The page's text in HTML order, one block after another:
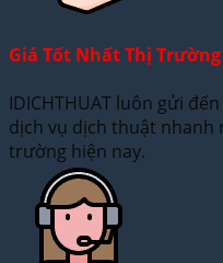
Giá Tốt Nhất Thị Trường
IDICHTHUAT luôn gửi
dịch vụ dịch thuật
trường hiện nay.